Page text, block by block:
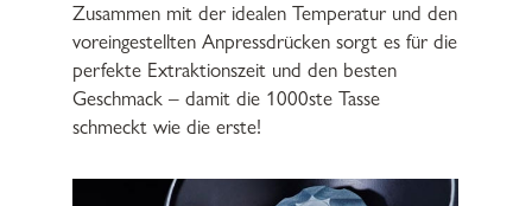
Zusammen mit der idealen Temperatur und den
voreingestellten Anpressdrücken sorgt es für die
perfekte Extraktionszeit und den besten
Geschmack – damit die 1000ste Tasse
schmeckt wie die erste!